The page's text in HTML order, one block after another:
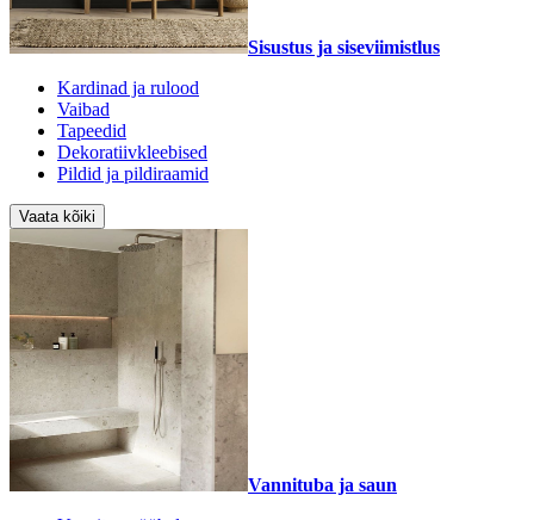
Sisustus ja siseviimistlus
Kardinad ja rulood
Vaibad
Tapeedid
Dekoratiivkleebised
Pildid ja pildiraamid
Vaata kõiki
Vannituba ja saun